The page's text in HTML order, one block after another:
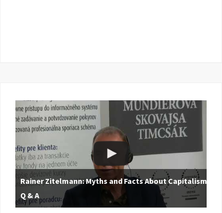
Rainer Zitelmann: Myths and Facts About Capitalism |
Q & A